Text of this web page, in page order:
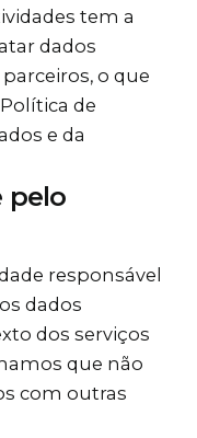
tem a
dados
o que
de
e da
pelo
responsável
dados
dos serviços
que não
com outras